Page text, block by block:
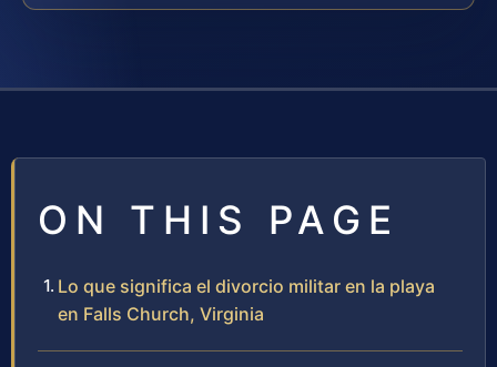
ON THIS PAGE
Lo que significa el divorcio militar en la playa
en Falls Church, Virginia